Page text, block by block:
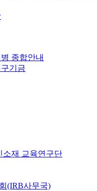
종합안내
기금
소재 교육연구단
(IRB사무국)